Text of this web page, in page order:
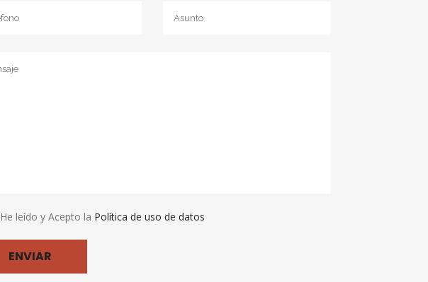
COTORRAS ARGENTINAS
He leído y Acepto la Política de uso de datos